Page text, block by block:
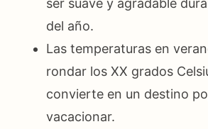
del año.
Las temperaturas en
rondar los XX grados
convierte en un destino
vacacionar.